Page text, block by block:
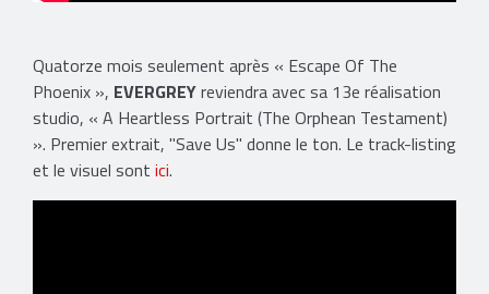
Quatorze mois seulement après « Escape Of The
Phoenix », EVERGREYreviendra avec sa 13e réalisation
studio, « A Heartless Portrait (The Orphean Testament)
». Premier extrait, "Save Us" donne le ton. Le track-listing
et le visuel sont ici.